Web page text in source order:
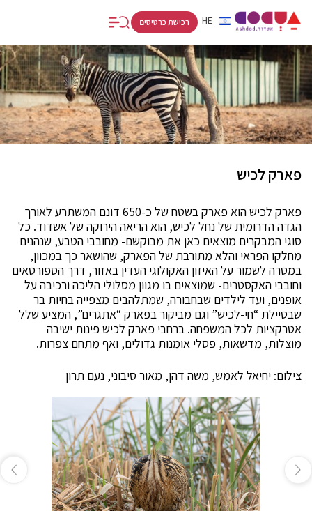
HE
RU
רכישת כרטיסים
פארק לכיש
פארק לכיש הוא פארק בשטח של כ-650 דונם המשתרע לאורך
הגדה הדרומית של נחל לכיש, הוא הריאה הירוקה של אשדוד. כל
סוגי המבקרים מוצאים כאן את מבוקשם- מחובבי הטבע, שנהנים
מחלקו הפראי והלא מתורבת של הפארק, שהושאר כך במכוון,
במטרה לשמור על האיזון האקולוגי העדין באזור, דרך הספורטאים
וחובבי האקסטרים- שמוצאים בו מגוון מסלולי הליכה ורכיבה על
אופנים, ועד לילדים שבחבורה, שמתלהבים מצפייה בחיות בר
שבטיילת “חי-לכיש” וגם מביקור בפארק “אתגרים”, המציע שלל
אטרקציות לכל המשפחה. ברחבי פארק לכיש פינות ישיבה
מוצלות, מדשאות, פסלי אומנות גדולים, ואף מתחם צפרות.
צילום: יחיאל לאמש, משה דהן, מאור סיבוני, נעם תרון